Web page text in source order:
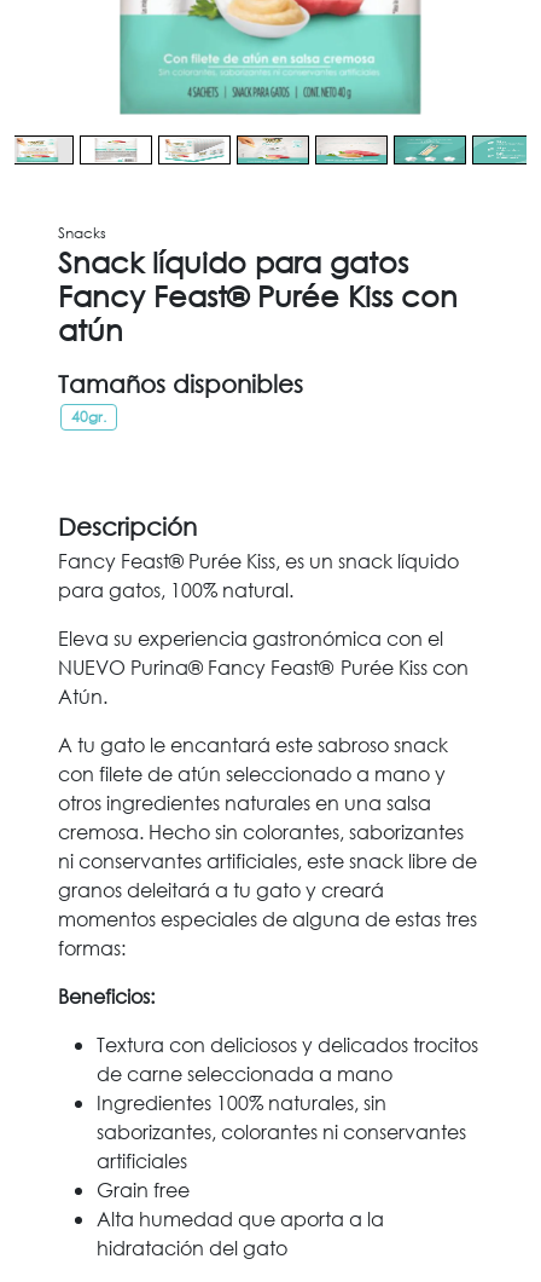
Snacks
Snack líquido para gatos
Fancy Feast® Purée Kiss con
atún
Tamaños disponibles
40gr.
Descripción
Fancy Feast® Purée Kiss, es un snack líquido
para gatos, 100% natural.
Eleva su experiencia gastronómica con el
NUEVO Purina® Fancy Feast® Purée Kiss con
Atún.
A tu gato le encantará este sabroso snack
con filete de atún seleccionado a mano y
otros ingredientes naturales en una salsa
cremosa. Hecho sin colorantes, saborizantes
ni conservantes artificiales, este snack libre de
granos deleitará a tu gato y creará
momentos especiales de alguna de estas tres
formas:
Beneficios:
Textura con deliciosos y delicados trocitos
de carne seleccionada a mano
Ingredientes 100% naturales, sin
saborizantes, colorantes ni conservantes
artificiales
Grain free
Alta humedad que aporta a la
hidratación del gato